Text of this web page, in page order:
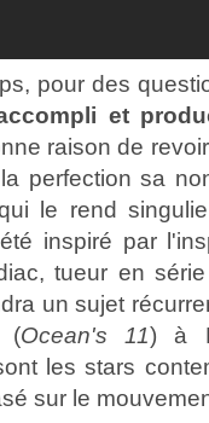
pour des
et
raison de
perfection sa
le rend
inspiré par
tueur en
un sujet
(Ocean's 11) à
les stars
sur le